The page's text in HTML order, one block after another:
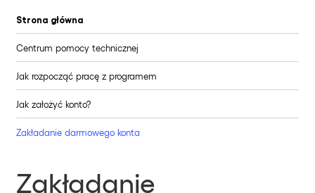
Strona główna
Centrum pomocy technicznej
Jak rozpocząć pracę z programem
Jak założyć konto?
Zakładanie darmowego konta
Zakładanie